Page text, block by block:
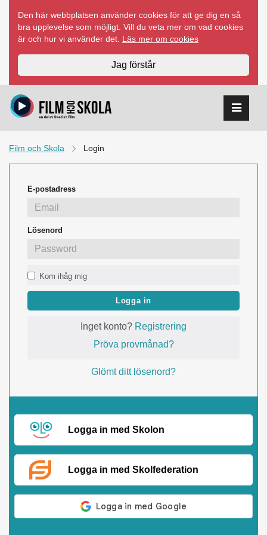
innehåll
Den här webbplatsen använder cookies för att ge dig en så
bra upplevelse som möjligt. Vill du veta mer om vad cookies
är och hur vi använder det. Läs mer om cookies
Jag förstår
Film och Skola Login
E-postadress
Lösenord
Kom ihåg mig
Logga in
Inget konto? Registrering
Pröva provmånad?
Glömt ditt lösenord?
Logga in med Skolon
Logga in med Skolfederation